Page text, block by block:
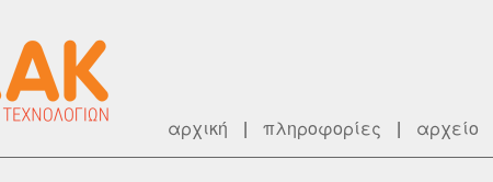
αρχική | πληροφορίες | αρχείο